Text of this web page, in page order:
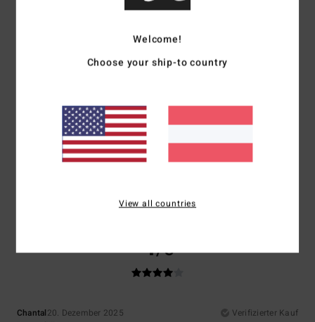
Preis-Leistungs-Verhältnis: 5/5
Ich empfehle dieses Produkt
Veronique29. Dezember 2025
Sehr schönes Produkt
Ich empfehle dieses Produkt
4/5
Chantal20. Dezember 2025
Verifizierter Kauf
Welcome!
Choose your ship-to country
View all countries